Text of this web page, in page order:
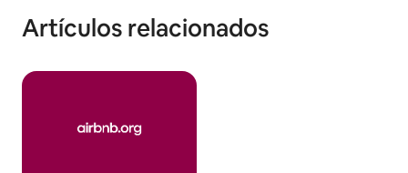
Artículos relacionados